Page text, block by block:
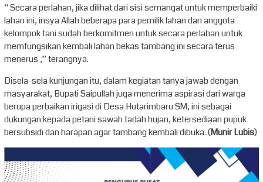
“ Secara perlahan, jika dilihat dari sisi semangat untuk memperbaiki
lahan ini, insya Allah beberapa para pemilik lahan dan anggota
kelompok tani sudah berkomitmen untuk secara perlahan untuk
memfungsikan kembali lahan bekas tambang ini secara terus
menerus ,” terangnya.
Disela-sela kunjungan itu, dalam kegiatan tanya jawab dengan
masyarakat, Bupati Saipullah juga menerima aspirasi dari warga
berupa perbaikan irigasi di Desa Hutarimbaru SM, ini sebagai
dukungan kepada petani sawah tadah hujan, ketersediaan pupuk
bersubsidi dan harapan agar tambang kembali dibuka. (Munir Lubis)